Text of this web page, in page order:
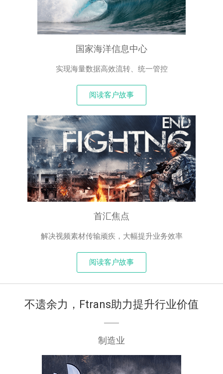
国家海洋信息中心
实现海量数据高效流转、统一管控
阅读客户故事
首汇焦点
解决视频素材传输顽疾，大幅提升业务效率
阅读客户故事
不遗余力，Ftrans助力提升行业价值
制造业